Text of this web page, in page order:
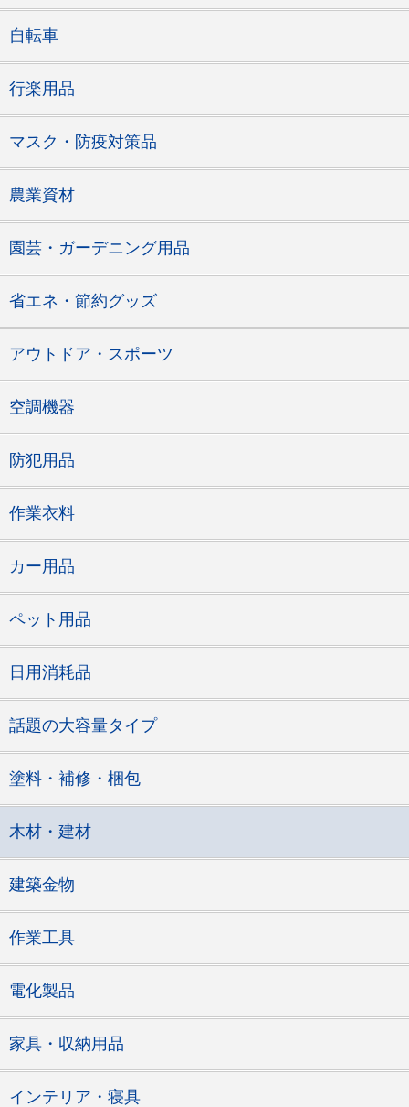
自転車
行楽用品
マスク・防疫対策品
農業資材
園芸・ガーデニング用品
省エネ・節約グッズ
アウトドア・スポーツ
空調機器
防犯用品
作業衣料
カー用品
ペット用品
日用消耗品
話題の大容量タイプ
塗料・補修・梱包
木材・建材
建築金物
作業工具
電化製品
家具・収納用品
インテリア・寝具